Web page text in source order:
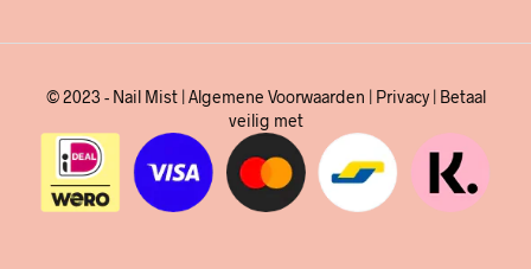
© 2023 - Nail Mist | Algemene Voorwaarden | Privacy| Betaal
veilig met